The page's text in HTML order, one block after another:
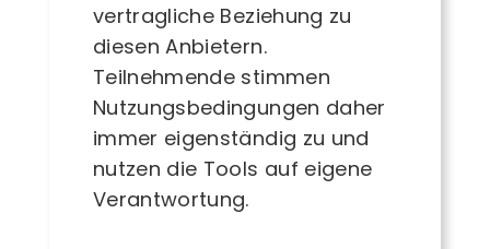
vertragliche Beziehung zu
diesen Anbietern.
Teilnehmende stimmen
Nutzungsbedingungen daher
immer eigenständig zu und
nutzen die Tools auf eigene
Verantwortung.